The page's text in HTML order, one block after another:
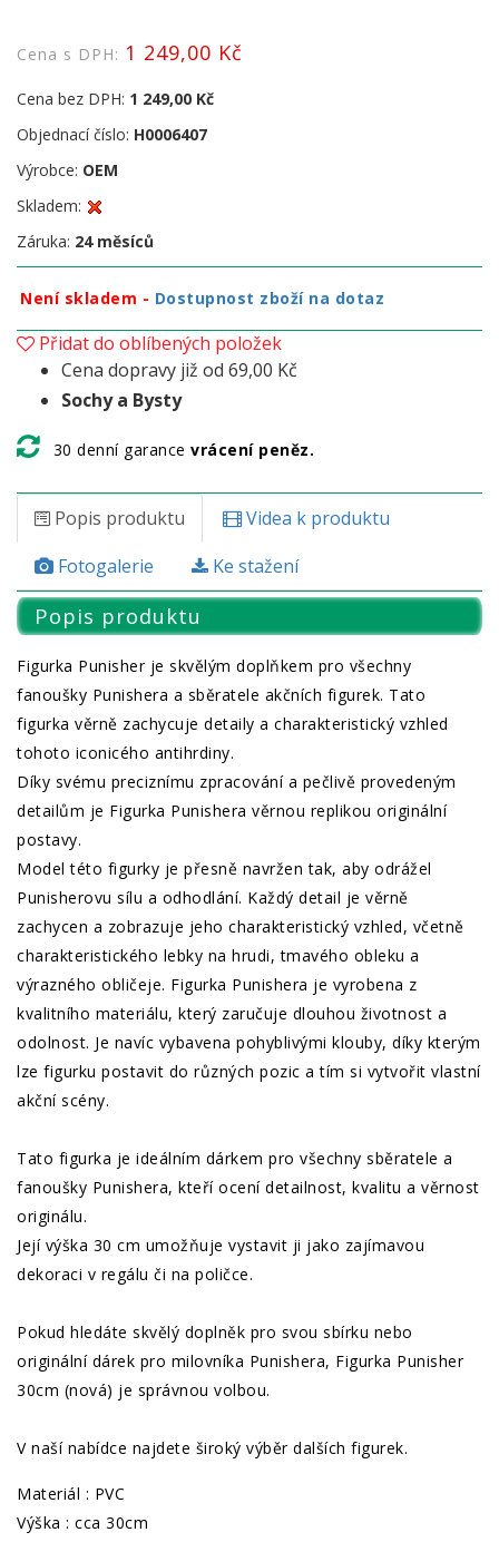
Cena s DPH: 1 249,00 Kč
Cena bez DPH: 1 249,00 Kč
Objednací číslo: H0006407
Výrobce: OEM
Skladem:
Záruka: 24 měsíců
Není skladem - Dostupnost zboží na dotaz
Přidat do oblíbených položek
Cena dopravy již od 69,00 Kč
Sochy a Bysty
30 denní garance vrácení peněz.
Popis produktu
Videa k produktu
Fotogalerie
Ke stažení
Popis produktu
Figurka Punisher je skvělým doplňkem pro všechny
fanoušky Punishera a sběratele akčních figurek. Tato
figurka věrně zachycuje detaily a charakteristický vzhled
tohoto iconicého antihrdiny.
Díky svému preciznímu zpracování a pečlivě provedeným
detailům je Figurka Punishera věrnou replikou originální
postavy.
Model této figurky je přesně navržen tak, aby odrážel
Punisherovu sílu a odhodlání. Každý detail je věrně
zachycen a zobrazuje jeho charakteristický vzhled, včetně
charakteristického lebky na hrudi, tmavého obleku a
výrazného obličeje. Figurka Punishera je vyrobena z
kvalitního materiálu, který zaručuje dlouhou životnost a
odolnost. Je navíc vybavena pohyblivými klouby, díky kterým
lze figurku postavit do různých pozic a tím si vytvořit vlastní
akční scény.
Tato figurka je ideálním dárkem pro všechny sběratele a
fanoušky Punishera, kteří ocení detailnost, kvalitu a věrnost
originálu.
Její výška 30 cm umožňuje vystavit ji jako zajímavou
dekoraci v regálu či na poličce.
Pokud hledáte skvělý doplněk pro svou sbírku nebo
originální dárek pro milovníka Punishera, Figurka Punisher
30cm (nová) je správnou volbou.
V naší nabídce najdete široký výběr dalších figurek.
Materiál : PVC
Výška : cca 30cm